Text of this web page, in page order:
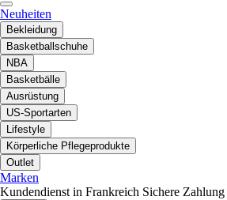
Neuheiten
Bekleidung
Basketballschuhe
NBA
Basketbälle
Ausrüstung
US-Sportarten
Lifestyle
Körperliche Pflegeprodukte
Outlet
Marken
Kundendienst in Frankreich Sichere Zahlung